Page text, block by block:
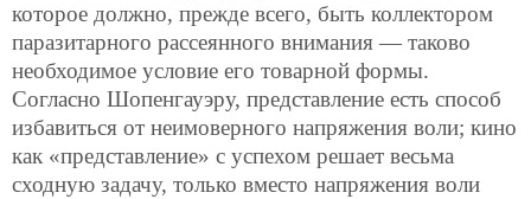
которое должно, прежде всего, быть коллектором
паразитарного рассеянного внимания — таково
необходимое условие его товарной формы.
Согласно Шопенгауэру, представление есть способ
избавиться от неимоверного напряжения воли; кино
как «представление» с успехом решает весьма
сходную задачу, только вместо напряжения воли